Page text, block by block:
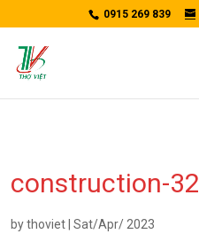
0915 269 839
construction-32
bythoviet Sat/Apr/ 2023